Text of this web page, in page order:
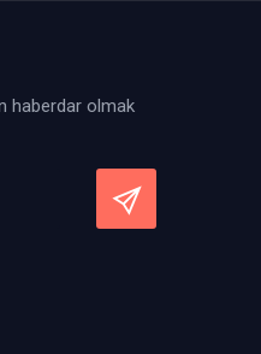
haberdar olmak